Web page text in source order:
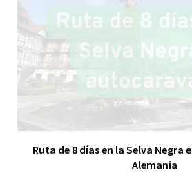
Ruta de 8 días en la Selva Negra
Alemania